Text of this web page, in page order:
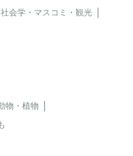
社会学・マスコミ・観光
物・植物